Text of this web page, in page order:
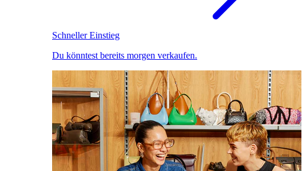
Schneller Einstieg
Du könntest bereits morgen verkaufen.